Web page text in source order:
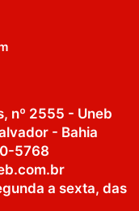
nº 2555 - Uneb
- Bahia
5768
a sexta, das